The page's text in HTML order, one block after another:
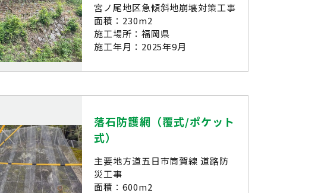
宮ノ尾地区急傾斜地崩壊対策工事
面積：230m2
施工場所：福岡県
施工年月：2025年9月
落石防護網（覆式/ポケット
式）
主要地方道五日市筒賀線 道路防
災工事
面積：600m2